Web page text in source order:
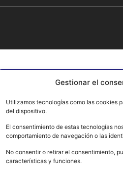
Gestionar el
Utilizamos tecnologías como las cookies
del dispositivo.
El consentimiento de estas tecnologías
comportamiento de navegación o las
No consentir o retirar el consentimiento,
características y funciones.